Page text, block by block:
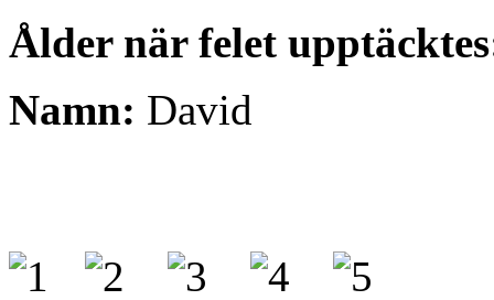
Ålder när felet
Namn: David